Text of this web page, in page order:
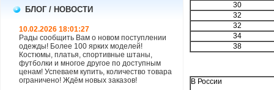
БЛОГ / НОВОСТИ
10.02.2026 18:01:27
Рады сообщить Вам о новом поступлении
одежды! Более 100 ярких моделей!
Костюмы, платья, спортивные штаны,
футболки и многое другое по доступным
ценам! Успеваем купить, количество товара
ограничено! Ждём новых заказов!
30
32
32
34
38
В России